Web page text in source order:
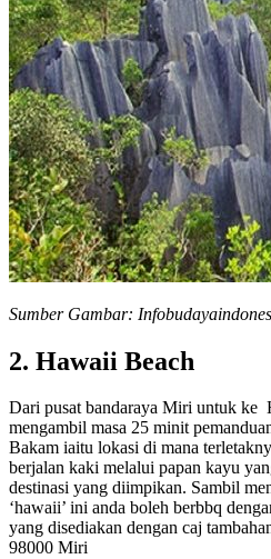
Sumber Gambar:
2. Hawaii Beach
Dari pusat bandaraya Miri untuk ke
mengambil masa 25 minit
Bakam iaitu lokasi di mana
berjalan kaki melalui papan kayu
destinasi yang diimpikan. Sambil
‘hawaii’ ini anda boleh berbbq
yang disediakan dengan caj
98000 Miri